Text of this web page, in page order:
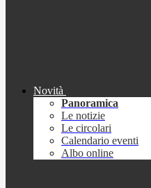
Novità
Panoramica
Le notizie
Le circolari
Calendario eventi
Albo online